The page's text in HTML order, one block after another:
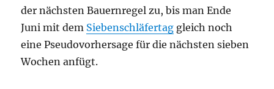
der nächsten Bauernregel zu, bis man Ende
Juni mit dem Siebenschläfertag gleich noch
eine Pseudovorhersage für die nächsten sieben
Wochen anfügt.